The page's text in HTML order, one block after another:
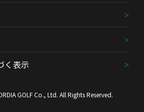
く表示
GOLF Co., Ltd. All Rights Reserved.